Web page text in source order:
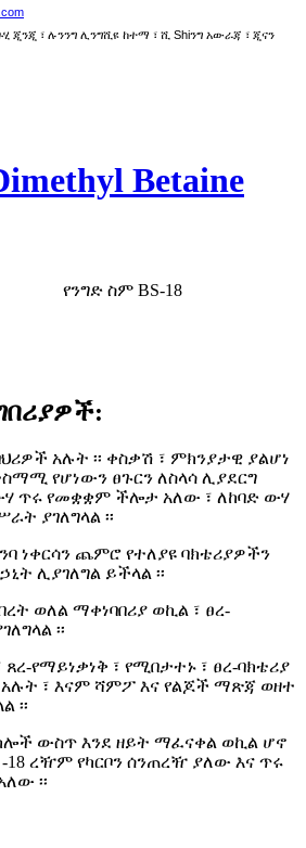
ጉሂ ጂንጂ ፣ ሉንንግ ሊንግሺዩ ከተማ ፣ ሺ Shiንግ አውራጃ ፣ ጂናን
Betaine
የንግድ ስም BS-18
:
አሉት ፡፡ ቀስቃሽ ፣ ምክንያታዊ ያልሆነ
የሆነውን ፀጉርን ለስላሳ ሊያደርግ
ውሃ ጥሩ የመቋቋም ችሎታ አለው ፣ ለከባድ ውሃ
ያገለግላል ፡፡
ነቀርሳን ጨምሮ የተለያዩ ባክቴሪያዎችን
ሊያገለግል ይችላል ፡፡
ወለል ማቀነባበሪያ ወኪል ፣ ፀረ-
፡፡
የማይነቃነቅ ፣ የሚበታተኑ ፣ ፀረ-ባክቴሪያ
፣ እናም ሻምፖ እና የልጆች ማጽጃ ወዘተ
፡፡
ውስጥ እንደ ዘይት ማፈናቀል ወኪል ሆኖ
-18 ረዥም የካርቦን ሰንጠረዥ ያለው እና ጥሩ
፡፡